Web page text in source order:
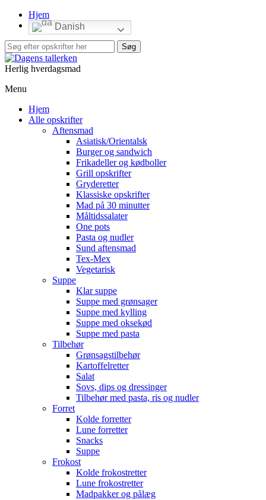
Hjem
Danish
Herlig hverdagsmad
Menu
Hjem
Alle opskrifter
Aftensmad
Asiatisk/Orientalsk
Burger og sandwich
Frikadeller og kødboller
Grill opskrifter
Gryderetter
Klassiske opskrifter
Mad på 30 minutter
Måltidssalater
One pots
Pasta og nudler
Sund aftensmad
Tex-Mex
Vegetarisk
Suppe
Klar suppe
Suppe med grønsager
Suppe med kylling
Suppe med oksekød
Suppe med pasta
Tilbehør
Grønsagstilbehør
Kartoffelretter
Salat
Sovs, dips og dressinger
Tilbehør med pasta, ris og nudler
Forret
Kolde forretter
Lune forretter
Snacks
Suppe
Frokost
Kolde frokostretter
Lune frokostretter
Madpakker og pålæg